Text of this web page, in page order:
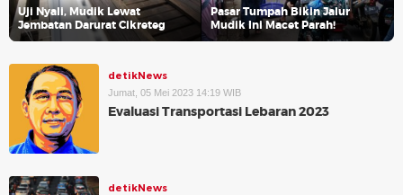
Uji Nyali, Mudik Lewat
Jembatan Darurat Cikreteg
Pasar Tumpah Bikin Jalur
Mudik Ini Macet Parah!
detikNews
Jumat, 05 Mei 2023 14:19 WIB
Evaluasi Transportasi Lebaran 2023
detikNews